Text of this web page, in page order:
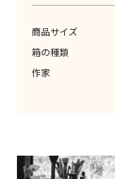
商品サイズ
箱の種類
作家